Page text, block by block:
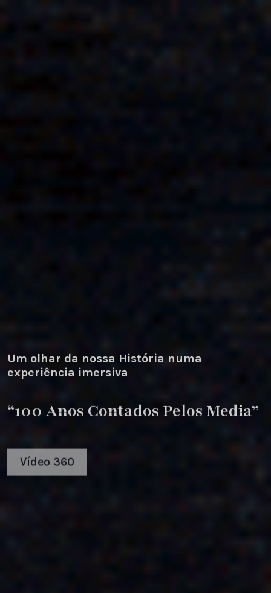
Um olhar da nossa História numa
experiência imersiva
“100 Anos Contados Pelos Media”
Vídeo 360